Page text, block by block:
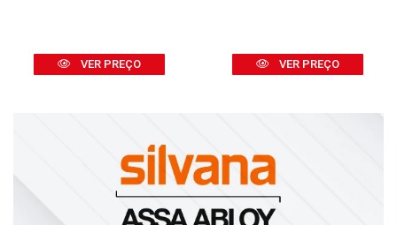
VER PREÇO VER PREÇO